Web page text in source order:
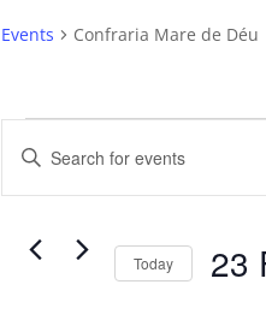
Events Confraria Mare de Déu
Events
Events
Search
and
Views
Navigation
Enter
Today 23